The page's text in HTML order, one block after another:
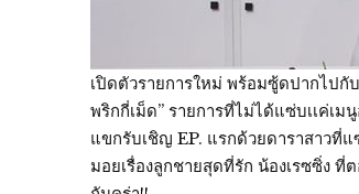
เปิดตัวรายการใหม่ พร้อมซู้ดปากไปกั
พริกกี่เม็ด” รายการที่ไม่ได้แซ่บเเค่เม
แขกรับเชิญ EP. แรกด้วยดาราสาวที่
มอยเรื่องลูกชายสุดที่รัก น้องเรซซิ่ง